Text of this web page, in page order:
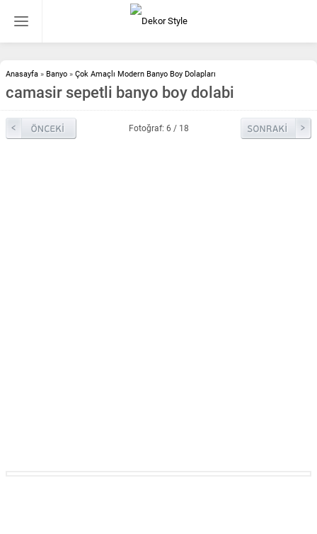
Anasayfa » Banyo » Çok Amaçlı Modern Banyo Boy Dolapları
camasir sepetli banyo boy dolabi
Fotoğraf: 6 / 18